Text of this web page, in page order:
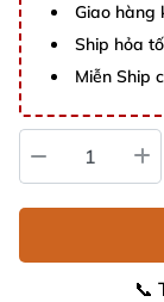
Giao hàng
Ship hỏa
Miễn Ship
📞